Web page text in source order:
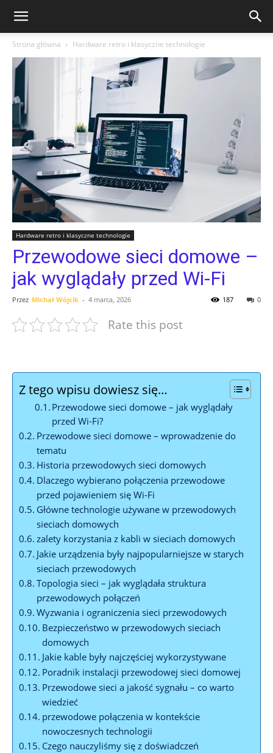
Strona główna Hardware retro i klasyczne technologie
Hardware retro i klasyczne technologie
Przewodowe sieci domowe –
jak wyglądały przed Wi-Fi
Przez Michał Wójcik - 4 marca, 2026 0
187
Rate this post
Z tego wpisu dowiesz się…
Przewodowe sieci domowe – jak wyglądały
przed Wi-Fi?
Przewodowe sieci domowe – wprowadzenie do
tematu
Historia przewodowych sieci domowych
Dlaczego wybierano połączenia przewodowe
przed pojawieniem się Wi-Fi
Główne technologie używane w przewodowych
sieciach domowych
zalety korzystania z kabli w sieciach domowych
Jakie urządzenia były najpopularniejsze w starych
sieciach przewodowych
Topologia sieci – jak wyglądała struktura
przewodowych połączeń
Wyzwania i ograniczenia sieci przewodowych
Bezpieczeństwo w przewodowych sieciach
domowych
Jakie kable były najczęściej wykorzystywane
Poradnik instalacji przewodowej sieci domowej
Przewodowe sieci a jakość sygnału – co warto
wiedzieć
przewodowe połączenia w kontekście
nowoczesnych technologii
Czego nauczyliśmy się z doświadczeń